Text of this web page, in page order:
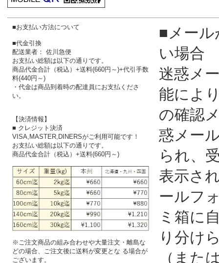
■お支払い方法について
■代金引換
配送業者： 佐川急便
お支払い総額は以下の通りです。
商品代金合計（税込）+送料(660円～)+代引手数
料(440円～)
・代金は商品到着時の配達員にお支払くださ
い。
【決済情報】
■ クレジット決済
VISA,MASTER,DINERSがご利用可能です！
お支払い総額は以下の通りです。
商品代金合計（税込）+送料(660円～)
※ご注文商品の組み合わせや大量注文・離島な
どの場合、ご注文後に送料が変更とな る場合が
ございます。
■メール
い場合
迷惑メ
能によ
の確認
惑メー
られ、
表示さ
ールフ
ミ箱に
り分け
（また